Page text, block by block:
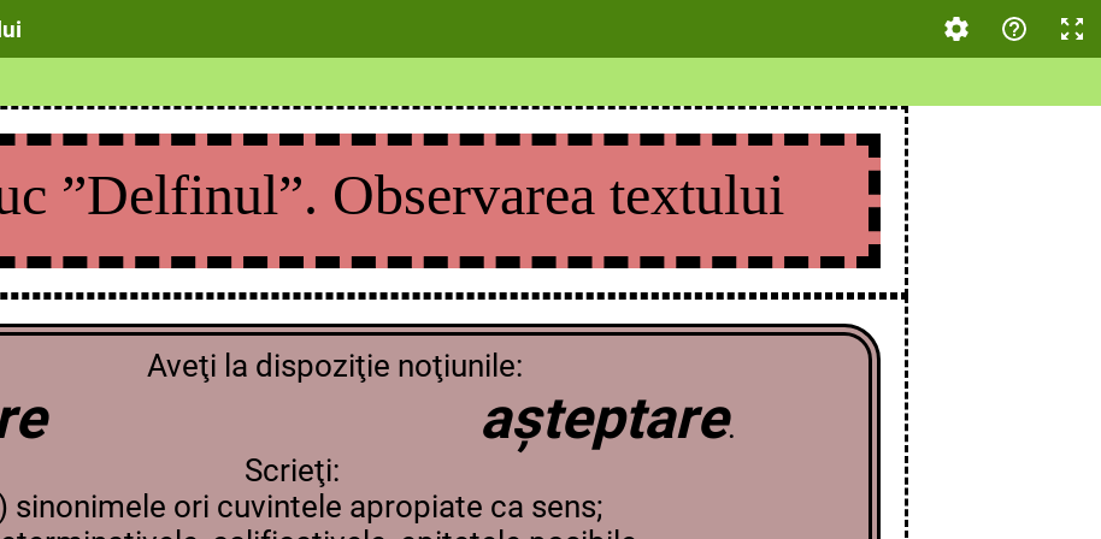
”Delfinul”. Observarea textului
Aveţi la dispoziţie noţiunile:
așteptare.
Scrieţi:
sinonimele ori cuvintele apropiate ca sens;